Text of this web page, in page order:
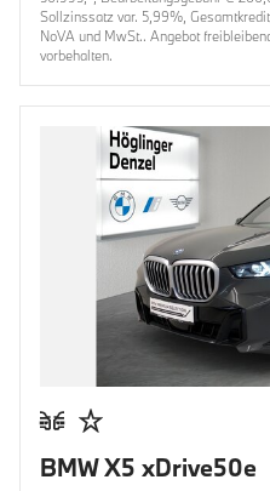
Sollzinssatz var. 5,99%,
NoVA und MwSt.. Angebot
vorbehalten.
BMW X5 xDrive50e